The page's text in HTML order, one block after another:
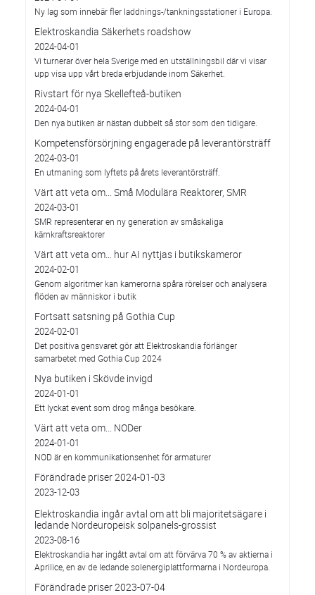
Ny lag som innebär fler laddnings-/tankningsstationer i Europa.
Elektroskandia Säkerhets roadshow
2024-04-01
Vi turnerar över hela Sverige med en utställningsbil där vi visar
upp visa upp vårt breda erbjudande inom Säkerhet.
Rivstart för nya Skellefteå-butiken
2024-04-01
Den nya butiken är nästan dubbelt så stor som den tidigare.
Kompetensförsörjning engagerade på leverantörsträff
2024-03-01
En utmaning som lyftets på årets leverantörsträff.
Värt att veta om... Små Modulära Reaktorer, SMR
2024-03-01
SMR representerar en ny generation av småskaliga
kärnkraftsreaktorer
Värt att veta om… hur AI nyttjas i butikskameror
2024-02-01
Genom algoritmer kan kamerorna spåra rörelser och analysera
flöden av människor i butik
Fortsatt satsning på Gothia Cup
2024-02-01
Det positiva gensvaret gör att Elektroskandia förlänger
samarbetet med Gothia Cup 2024
Nya butiken i Skövde invigd
2024-01-01
Ett lyckat event som drog många besökare.
Värt att veta om... NODer
2024-01-01
NOD är en kommunikationsenhet för armaturer
Förändrade priser 2024-01-03
2023-12-03
Elektroskandia ingår avtal om att bli majoritetsägare i
ledande Nordeuropeisk solpanels-grossist
2023-08-16
Elektroskandia har ingått avtal om att förvärva 70 % av aktierna i
Aprilice, en av de ledande solenergiplattformarna i Nordeuropa.
Förändrade priser 2023-07-04